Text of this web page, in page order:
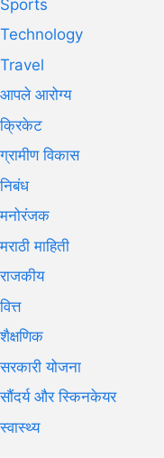
Sports
Technology
Travel
आपले आरोग्य
क्रिकेट
ग्रामीण विकास
निबंध
मनोरंजक
मराठी माहिती
राजकीय
वित्त
शैक्षणिक
सरकारी योजना
सौंदर्य और स्किनकेयर
स्वास्थ्य